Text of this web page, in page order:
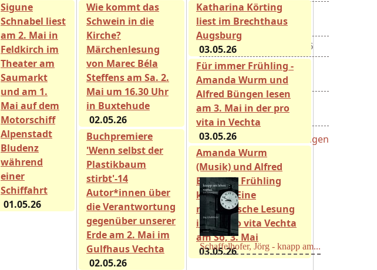
Sigune
Schnabel liest
am 2. Mai in
Feldkirch im
Theater am
Saumarkt
und am 1.
Mai auf dem
Motorschiff
Alpenstadt
Bludenz
während
einer
Schiffahrt
01.05.26
Wie kommt das
Schwein in die
Kirche?
Märchenlesung
von Marec Béla
Steffens am Sa. 2.
Mai um 16.30 Uhr
in Buxtehude
02.05.26
Buchpremiere
'Wenn selbst der
Plastikbaum
stirbt'-14
Autor*innen über
die Verantwortung
gegenüber unserer
Erde am 2. Mai im
Gulfhaus Vechta
02.05.26
Katharina Körting
liest im Brechthaus
Augsburg
03.05.26
Für immer Frühling -
Amanda Wurm und
Alfred Büngen lesen
am 3. Mai in der pro
vita in Vechta
03.05.26
Amanda Wurm
(Musik) und Alfred
Büngen - Frühling
kommt. Eine
musikalische Lesung
in der pro vita Vechta
am So, 3. Mai
03.05.26
Radio T - Hörspiel
Wettbewerb... 15.08.26
Literaturblätter der... 15.08.26
Beiträge für den nächsten...
15.08.26
Hans-Bernhard-Schiff-...
24.08.26
Alle Ausschreibungen
Neu erschienen:
Mayer König, Wolfgang -
Dichtungen...